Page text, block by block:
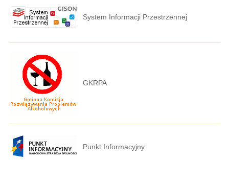
System Informacji Przestrzennej
GKRPA
Punkt Informacyjny